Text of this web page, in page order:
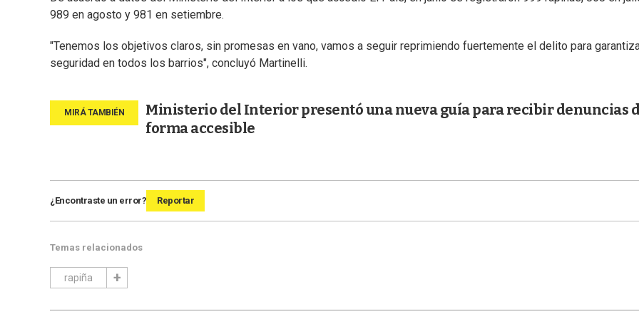
989 en agosto y 981 en setiembre.
"Tenemos los objetivos claros, sin promesas en vano, vamos a seguir reprimiendo fuertemente el delito para
seguridad en todos los barrios", concluyó Martinelli.
Ministerio del Interior presentó una nueva guía para recibir denuncias
forma accesible
¿Encontraste un error? Reportar
Temas relacionados
rapiña